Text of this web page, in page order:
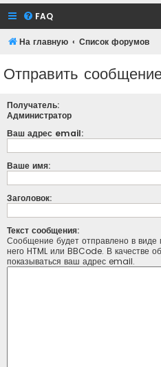
FAQ
На главную Список форумов
Отправить
Получатель:
Администратор
Ваш адрес email:
Ваше имя:
Заголовок:
Текст сообщения:
Сообщение будет отправлено в виде
него HTML или BBCode. В качестве
показываться ваш адрес email.